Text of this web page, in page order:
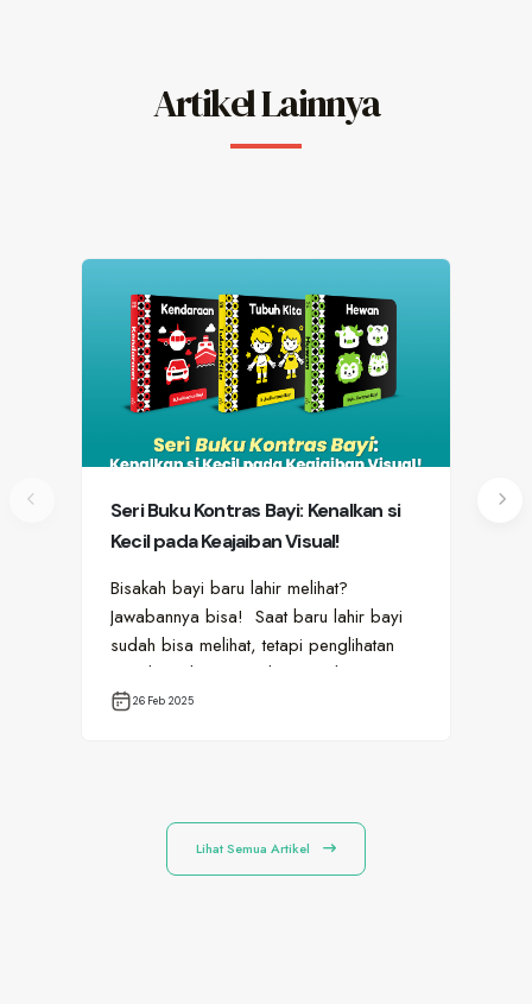
Artikel Lainnya
Seri Buku Kontras Bayi: Kenalkan si
Kecil pada Keajaiban Visual!
Bisakah bayi baru lahir melihat?
Jawabannya bisa! Saat baru lahir bayi
sudah bisa melihat, tetapi penglihatan
mereka terbatas. Pada periode…
26 Feb 2025
Lihat Semua Artikel